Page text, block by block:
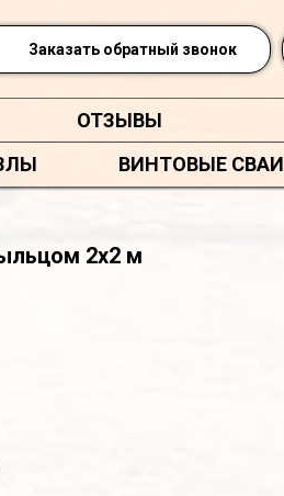
Заказать обратный звонок
ОТЗЫВЫ
ВИНТОВЫЕ СВАИ
2х2 м